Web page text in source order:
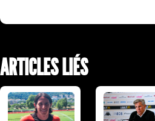
ARTICLES LIÉS